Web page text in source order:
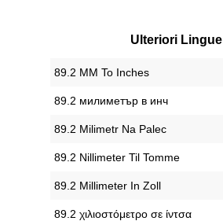
Ulteriori Lingue
‎89.2 MM To Inches
‎89.2 милиметър в инч
‎89.2 Milimetr Na Palec
‎89.2 Nillimeter Til Tomme
‎89.2 Millimeter In Zoll
‎89.2 χιλιοστόμετρο σε ίντσα